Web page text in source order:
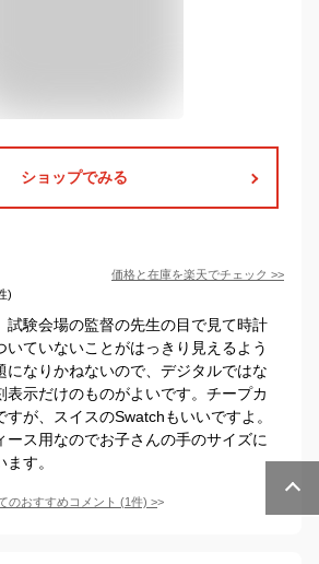
ショップでみる
価格と在庫を楽天でチェック >>
)
試験会場の監督の先生の目で見て時計
いていないことがはっきり見えるよう
になりかねないので、デジタルではな
表示だけのものがよいです。チープカ
が、スイスのSwatchもいいですよ。
ース用なのでお子さんの手のサイズに
す。
のおすすめコメント (1件) >